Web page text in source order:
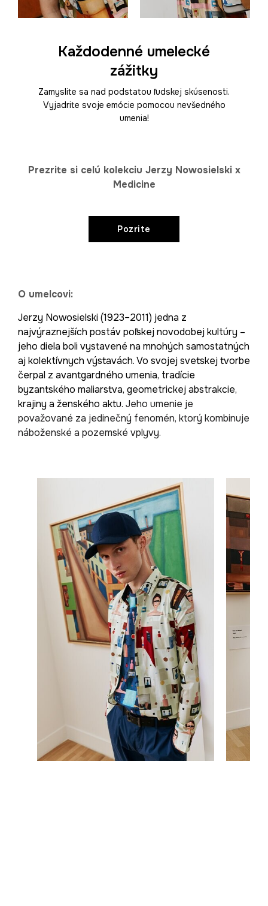
Každodenné umelecké
zážitky
Zamyslite sa nad podstatou ľudskej skúsenosti.
Vyjadrite svoje emócie pomocou nevšedného
umenia!
Prezrite si celú kolekciu Jerzy Nowosielski x
Medicine
Pozrite
O umelcovi:
Jerzy Nowosielski (1923–2011) jedna z
najvýraznejších postáv poľskej novodobej kultúry –
jeho diela boli vystavené na mnohých samostatných
aj kolektívnych výstavách. Vo svojej svetskej tvorbe
čerpal z avantgardného umenia, tradície
byzantského maliarstva, geometrickej abstrakcie,
krajiny a ženského aktu. Jeho umenie je
považované za jedinečný fenomén, ktorý kombinuje
náboženské a pozemské vplyvy.